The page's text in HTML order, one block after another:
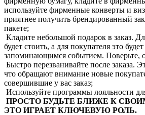
используйте фирменные конверты и
приятнее получить брендированный
пакете;
Кладите небольшой подарок в заказ.
будет стоить, а для покупателя это
запоминающимся событием. Поверьте,
Быстро перезванивайте после заказа.
что обращают внимание новые
совершившие у вас заказ;
Используйте программы лояльности
ПРОСТО БУДЬТЕ БЛИЖЕ К
ЭТО ИГРАЕТ КЛЮЧЕВУЮ РОЛЬ.